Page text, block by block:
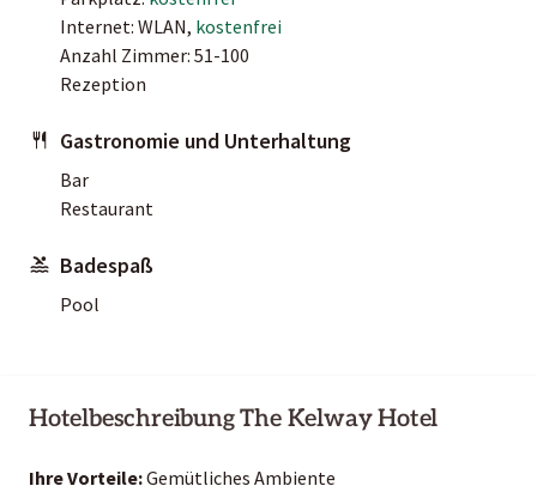
Internet: WLAN, kostenfrei
Anzahl Zimmer: 51-100
Rezeption
Gastronomie und Unterhaltung
Bar
Restaurant
Badespaß
Pool
Hotelbeschreibung The Kelway Hotel
Ihre Vorteile:Gemütliches Ambiente